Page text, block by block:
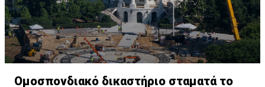
Ομοσπονδιακό δικαστήριο σταματά το